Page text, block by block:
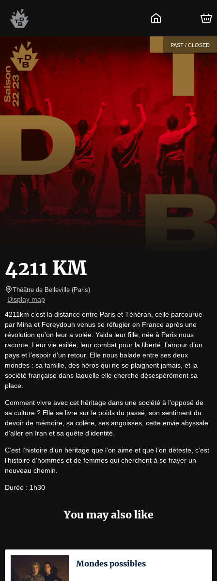
PAST / CLOSED
4211 KM
Théâtre de Belleville (Paris)
Display map
4211km c’est la distance entre Paris et Téhéran, celle parcourue
par Mina et Fereydoun venus se réfugier en France après une
révolution qu’on leur a volée. Yalda leur fille, née à Paris nous
raconte. Leur vie exilée, leur combat pour la liberté, l’amour d’un
pays et l’espoir d'un retour. Elle nous balade entre ses deux
mondes : sa famille, des héros qui ne se plaignent jamais, et la
société française dans laquelle elle cherche désespérément sa
place.
Comment vivre avec cet héritage dans une société à l’opposé de
sa culture ? Elle se livre sur le poids du passé, son sentiment du
devoir de mémoire, sa colère, ses angoisses, cette envie abyssale
d’aller en Iran et sa quête d’identité.
C’est l’histoire d’un héritage que l’on aime et que l’on déteste, c’est
l’histoire d’hommes et de femmes qui cherchent à se frayer un
nouveau chemin.
Durée : 1h30
You may also like
Mondes possibles